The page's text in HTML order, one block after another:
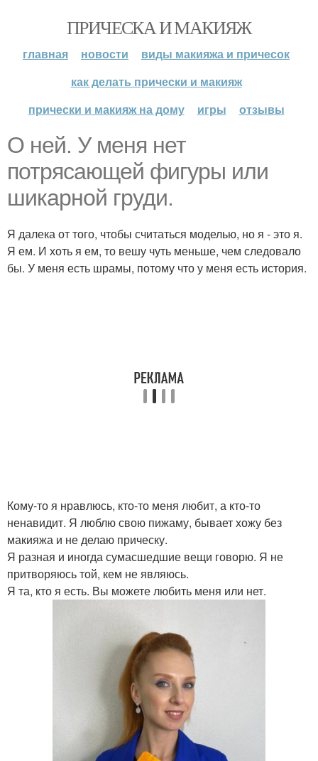
ПРИЧЕСКА И МАКИЯЖ
главная новости
виды макияжа и причесок
как делать прически и макияж
прически и макияж на дому
игры отзывы
О ней. У меня нет
потрясающей фигуры или
шикарной груди.
Я далека от того, чтобы считаться моделью, но я - это я.
Я ем. И хоть я ем, то вешу чуть меньше, чем следовало
бы. У меня есть шрамы, потому что у меня есть история.
Кому-то я нравлюсь, кто-то меня любит, а кто-то
ненавидит. Я люблю свою пижаму, бывает хожу без
макияжа и не делаю прическу.
Я разная и иногда сумасшедшие вещи говорю. Я не
притворяюсь той, кем не являюсь.
Я та, кто я есть. Вы можете любить меня или нет.